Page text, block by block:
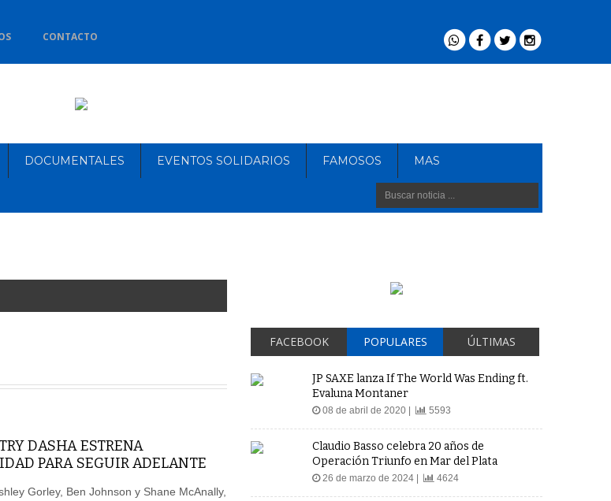
CONTACTO
DOCUMENTALES EVENTOS SOLIDARIOS FAMOSOS MAS
DASHA ESTRENA
PARA SEGUIR ADELANTE
Gorley, Ben Johnson y Shane McAnally,
FACEBOOK POPULARES ÚLTIMAS
JP SAXE lanza If The World Was Ending ft.
Evaluna Montaner
08 de abril de 2020 | 5593
Claudio Basso celebra 20 años de
Operación Triunfo en Mar del Plata
26 de marzo de 2024 | 4624